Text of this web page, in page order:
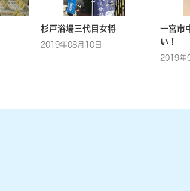
杉戸浴場三代目女将
2019年08月10日
一宮市
い！
2019年